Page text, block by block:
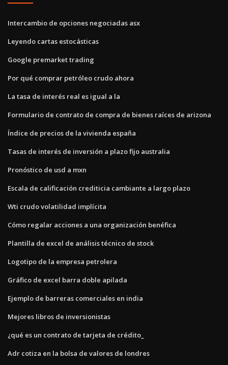
Intercambio de opciones negociadas asx
Leyendo cartas estocásticas
Google premarket trading
Por qué comprar petróleo crudo ahora
La tasa de interés real es igual a la
Formulario de contrato de compra de bienes raíces de arizona
Índice de precios de la vivienda españa
Tasas de interés de inversión a plazo fijo australia
Pronóstico de usd a mxn
Escala de calificación crediticia cambiante a largo plazo
Wti crudo volatilidad implícita
Cómo regalar acciones a una organización benéfica
Plantilla de excel de análisis técnico de stock
Logotipo de la empresa petrolera
Gráfico de excel barra doble apilada
Ejemplo de barreras comerciales en india
Mejores libros de inversionistas
¿qué es un contrato de tarjeta de crédito_
Adr cotiza en la bolsa de valores de londres